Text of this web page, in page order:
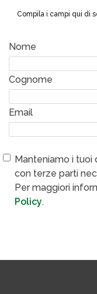
Compila i campi qui di
Nome
Cognome
Email
Manteniamo i tuoi
con terze parti
Per maggiori
Policy.